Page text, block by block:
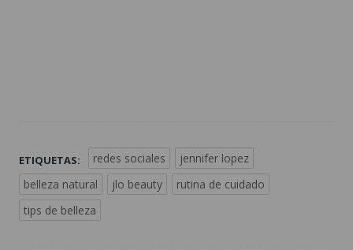
ETIQUETAS: redes sociales
jennifer lopez
belleza natural
jlo beauty
rutina de cuidado
tips de belleza